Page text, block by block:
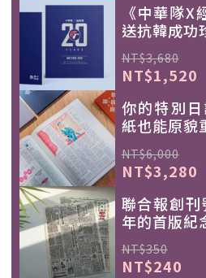
《中華隊
送抗韓成功
NT$3,680
NT$1,520
你的特別
紙也能原貌
NT$6,000
NT$3,280
聯合報創
年的首版紀
NT$350
NT$240